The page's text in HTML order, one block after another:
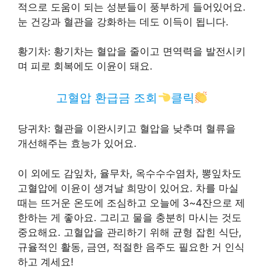
적으로 도움이 되는 성분들이 풍부하게 들어있어요.
눈 건강과 혈관을 강화하는 데도 이득이 됩니다.
황기차: 황기차는 혈압을 줄이고 면역력을 발전시키
며 피로 회복에도 이윤이 돼요.
고혈압 환급금 조회 클릭
당귀차: 혈관을 이완시키고 혈압을 낮추며 혈류을
개선해주는 효능가 있어요.
이 외에도 감잎차, 율무차, 옥수수수염차, 뽕잎차도
고혈압에 이윤이 생겨날 희망이 있어요. 차를 마실
때는 뜨거운 온도에 조심하고 오늘에 3~4잔으로 제
한하는 게 좋아요. 그리고 물을 충분히 마시는 것도
중요해요. 고혈압을 관리하기 위해 균형 잡힌 식단,
규율적인 활동, 금연, 적절한 음주도 필요한 거 인식
하고 계세요!